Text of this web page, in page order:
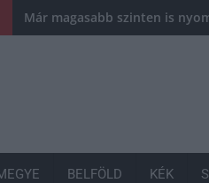
Már magasabb szinten is
BELFÖLD KÉK